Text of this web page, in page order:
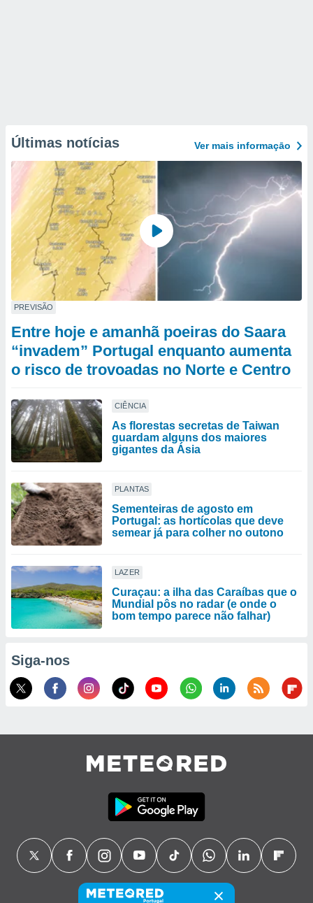
Últimas notícias Ver mais informaçāo
PREVISÃO
Entre hoje e amanhã poeiras do Saara
“invadem” Portugal enquanto aumenta
o risco de trovoadas no Norte e Centro
CIÊNCIA
As florestas secretas de Taiwan
guardam alguns dos maiores
gigantes da Ásia
PLANTAS
Sementeiras de agosto em
Portugal: as hortícolas que deve
semear já para colher no outono
LAZER
Curaçau: a ilha das Caraíbas que o
Mundial pôs no radar (e onde o
bom tempo parece não falhar)
Siga-nos